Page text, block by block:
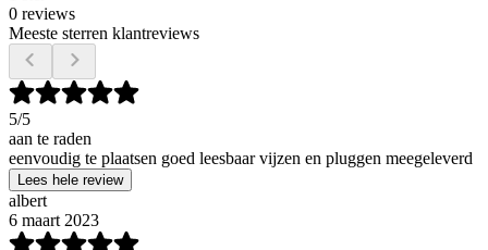
0 reviews
Meeste sterren klantreviews
5/5
aan te raden
eenvoudig te plaatsen goed leesbaar vijzen en pluggen meegeleverd
Lees hele review
albert
6 maart 2023